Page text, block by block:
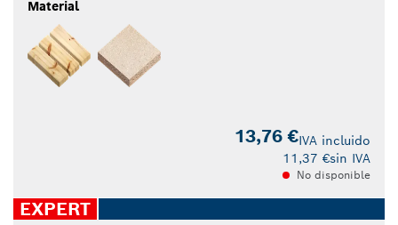
Material
13,76 €IVA incluido
11,37 €sin IVA
No disponible
EXPERT